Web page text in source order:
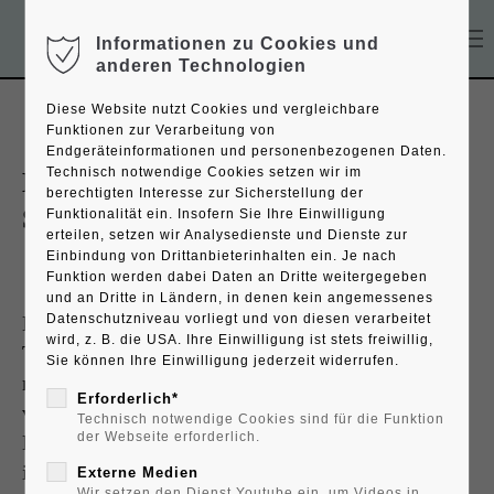
Der Eintrag "offcanvas-col1" existiert leider nicht.
Der Eintrag "offcanvas-col2" existiert leider nicht.
Der Eintrag "offcanvas-col3" existiert leider nicht.
Der Eintrag "offcanvas-col4" existiert leider nicht.
DUORAMA Imperator
Standglobus Edelstahl
Die Erde in ihrer natürlichsten Gestalt –
Topografie und Vegetation ganz ohne
menschlichen Fußabdruck: Das
vegetationsgeografische Kartenbild des
DUORAMA eröffnet den Blick auf die Erde
in lebendiger Plastizität. Ob Meerestiefen
Informationen zu Cookies und
anderen Technologien
Diese Website nutzt Cookies und vergleichbare
Funktionen zur Verarbeitung von
Endgeräteinformationen und personenbezogenen Daten.
Technisch notwendige Cookies setzen wir im
berechtigten Interesse zur Sicherstellung der
Funktionalität ein. Insofern Sie Ihre Einwilligung
erteilen, setzen wir Analysedienste und Dienste zur
Einbindung von Drittanbieterinhalten ein. Je nach
Funktion werden dabei Daten an Dritte weitergegeben
und an Dritte in Ländern, in denen kein angemessenes
Datenschutzniveau vorliegt und von diesen verarbeitet
wird, z. B. die USA. Ihre Einwilligung ist stets freiwillig,
Sie können Ihre Einwilligung jederzeit widerrufen.
Erforderlich*
Technisch notwendige Cookies sind für die Funktion
der Webseite erforderlich.
Externe Medien